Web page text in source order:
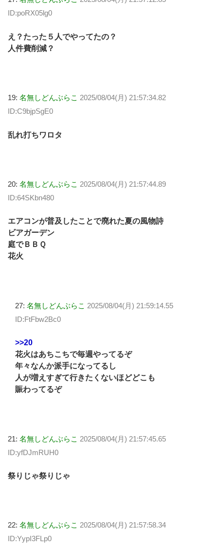
ID:poRX05lg0
え？たった５人でやってたの？
人件費削減？
19: 名無しどんぶらこ 2025/08/04(月) 21:57:34.82
ID:C9bjpSgE0
乱れ打ちワロタ
20: 名無しどんぶらこ 2025/08/04(月) 21:57:44.89
ID:64SKbn480
エアコンが普及したことで廃れた夏の風物詩
ビアガーデン
庭でＢＢＱ
花火
27: 名無しどんぶらこ 2025/08/04(月) 21:59:14.55
ID:FtFbw2Bc0
>>20
花火はあちこちで毎週やってるぞ
年々なんか派手になってるし
人が増えすぎて行きたくないほどどこも
賑わってるぞ
21: 名無しどんぶらこ 2025/08/04(月) 21:57:45.65
ID:yfDJmRUH0
祭りじゃ祭りじゃ
22: 名無しどんぶらこ 2025/08/04(月) 21:57:58.34
ID:YypI3FLp0